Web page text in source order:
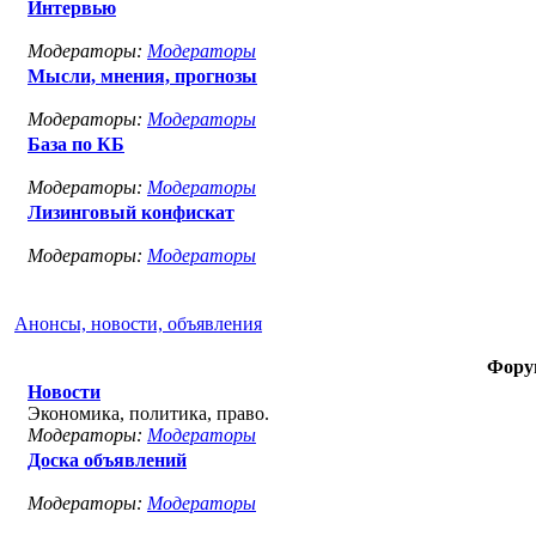
Интервью
Модераторы: Модераторы
Мысли, мнения, прогнозы
Модераторы: Модераторы
База по КБ
Модераторы: Модераторы
Лизинговый конфискат
Модераторы: Модераторы
Анонсы, новости, объявления
Новости
Экономика, политика, право.
Модераторы: Модераторы
Доска объявлений
Модераторы: Модераторы